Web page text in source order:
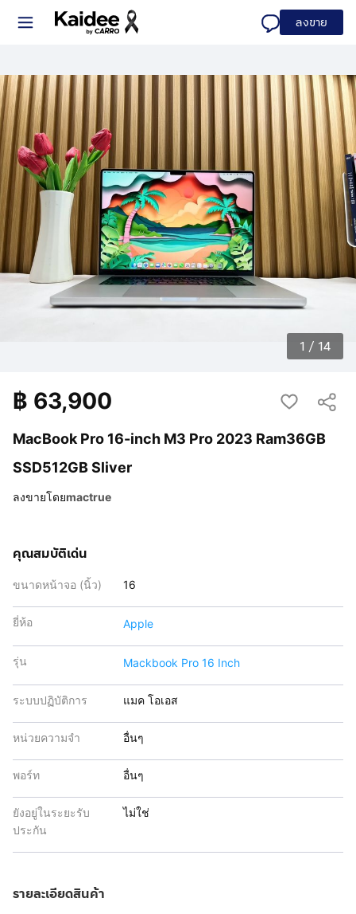
ลงขาย
1 / 14
MacBook Pro 16-inch M3 Pro 2023 Ram36GB
SSD512GB Sliver
฿ 63,900
ลงขายโดยmactrue
คุณสมบัติเด่น
ขนาดหน้าจอ (นิ้ว) 16
ยี่ห้อ Apple
รุ่น Mackbook Pro 16 Inch
ระบบปฏิบัติการ แมค โอเอส
หน่วยความจำ อื่นๆ
พอร์ท อื่นๆ
ยังอยู่ในระยะรับ
ประกัน
ไม่ใช่
รายละเอียดสินค้า